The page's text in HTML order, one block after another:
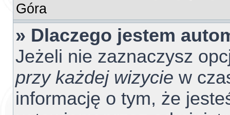
Góra
» Dlaczego jestem
Jeżeli nie zaznaczysz
przy każdej wizycie w
informację o tym, że